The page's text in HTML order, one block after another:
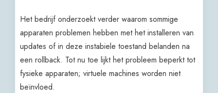
Het bedrijf onderzoekt verder waarom sommige
apparaten problemen hebben met het installeren van
updates of in deze instabiele toestand belanden na
een rollback. Tot nu toe lijkt het probleem beperkt tot
fysieke apparaten; virtuele machines worden niet
beïnvloed.